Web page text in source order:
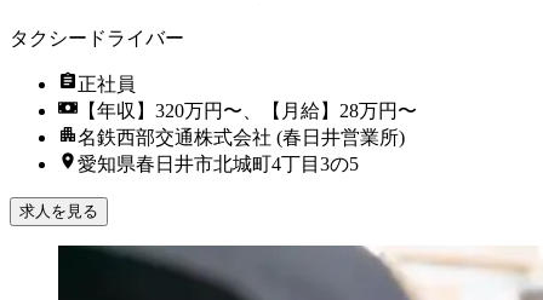
タクシードライバー
正社員
【年収】320万円〜、【月給】28万円〜
名鉄西部交通株式会社 (春日井営業所)
愛知県春日井市北城町4丁目3の5
求人を見る